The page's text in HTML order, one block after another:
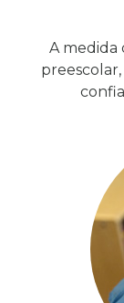
A medida